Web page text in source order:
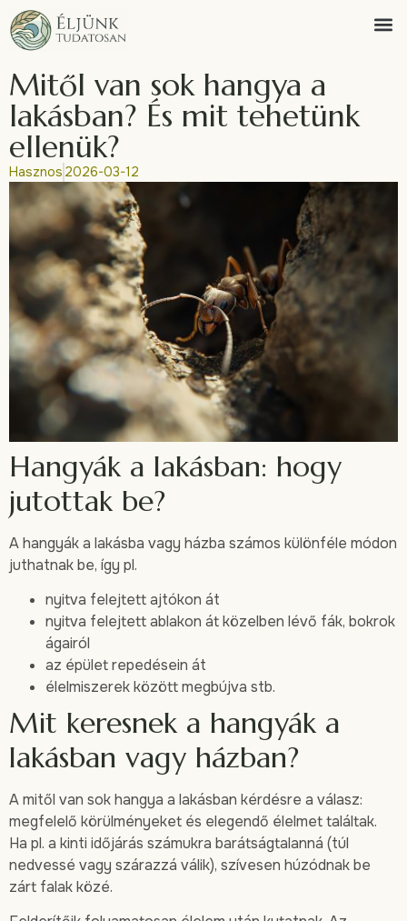
Mitől van sok hangya a
lakásban? És mit tehetünk
ellenük?
Hasznos 2026-03-12
Hangyák a lakásban: hogy
jutottak be?
A hangyák a lakásba vagy házba számos különféle módon
juthatnak be, így pl.
nyitva felejtett ajtókon át
nyitva felejtett ablakon át közelben lévő fák, bokrok
ágairól
az épület repedésein át
élelmiszerek között megbújva stb.
Mit keresnek a hangyák a
lakásban vagy házban?
A mitől van sok hangya a lakásban kérdésre a válasz:
megfelelő körülményeket és elegendő élelmet találtak.
Ha pl. a kinti időjárás számukra barátságtalanná (túl
nedvessé vagy szárazzá válik), szívesen húzódnak be
zárt falak közé.